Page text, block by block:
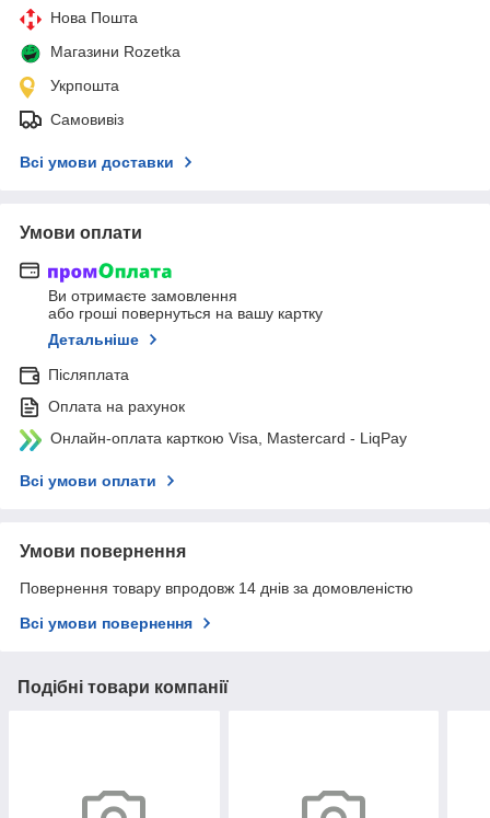
Нова Пошта
Магазини Rozetka
Укрпошта
Самовивіз
Всі умови доставки
Умови оплати
Ви отримаєте замовлення
або гроші повернуться на вашу картку
Детальніше
Післяплата
Оплата на рахунок
Онлайн-оплата карткою Visa, Mastercard - LiqPay
Всі умови оплати
Умови повернення
Повернення товару впродовж 14 днів за домовленістю
Всі умови повернення
Подібні товари компанії